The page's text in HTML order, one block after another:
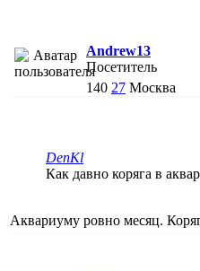
Andrew13
Посетитель
140 27 Москва
DenKl
Как давно коряга в
Аквариуму ровно месяц.